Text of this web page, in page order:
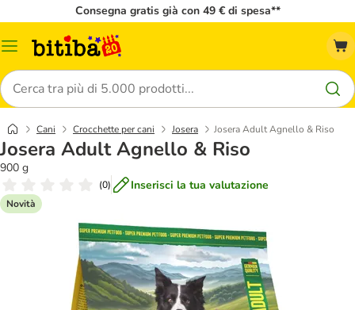
Consegna gratis già con 49 € di spesa**
Overview
Cerca
Cani Crocchette per cani Josera Josera Adult Agnello & Riso
Josera Adult Agnello & Riso
900 g
(0) Inserisci la tua valutazione
Novità